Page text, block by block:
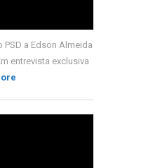
a Edson Almeida
entrevista exclusiva